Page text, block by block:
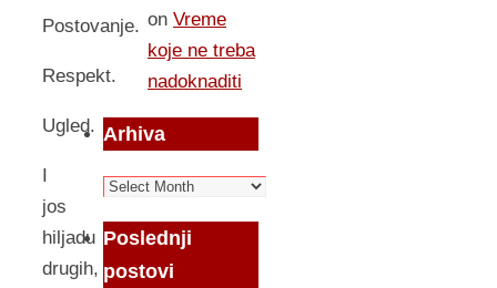
Postovanje.
Respekt.
Ugled.
I
jos
hiljadu
drugih,
on Vreme
koje ne treba
nadoknaditi
Arhiva
Arhiva
Poslednji
postovi